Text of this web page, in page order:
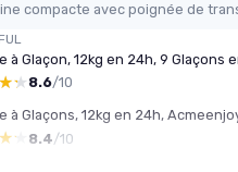
8.6/10
8.4/10